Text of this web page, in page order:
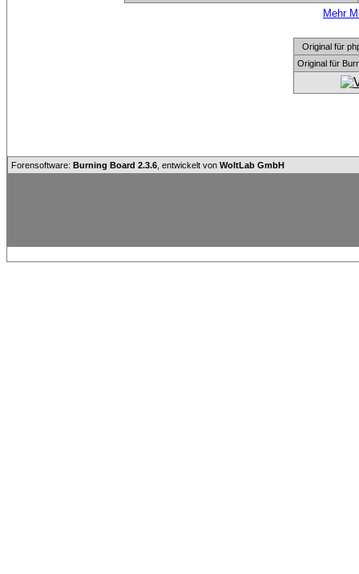
Mehr
Original für
Original für
Forensoftware: Burning Board 2.3.6 , entwickelt von WoltLab GmbH